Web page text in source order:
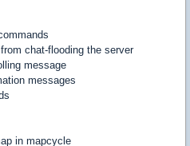
chat-flooding the server
message
messages
in mapcycle